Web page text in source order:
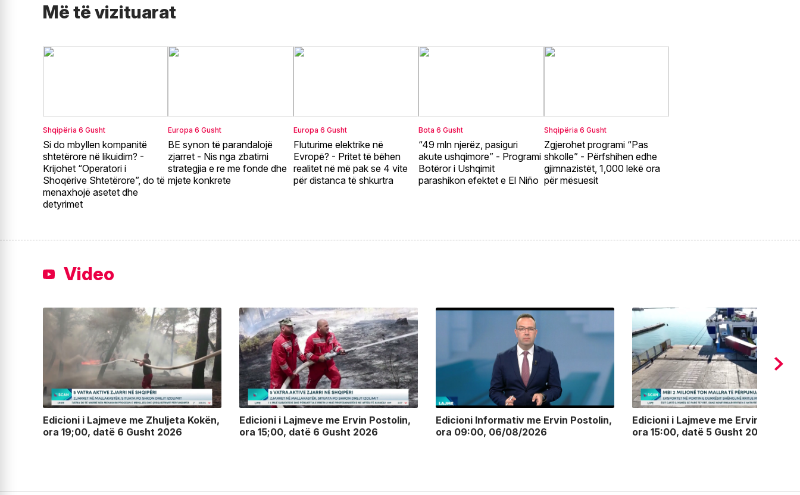
Më të vizituarat
Shqipëria 6 Gusht
Si do mbyllen kompanitë
shtetërore në likuidim? -
Krijohet “Operatori i
Shoqërive Shtetërore”, do të
menaxhojë asetet dhe
detyrimet
Europa 6 Gusht
BE synon të parandalojë
zjarret - Nis nga zbatimi
strategjia e re me fonde dhe
mjete konkrete
Europa 6 Gusht
Fluturime elektrike në
Evropë? - Pritet të bëhen
realitet në më pak se 4 vite
për distanca të shkurtra
Bota 6 Gusht
“49 mln njerëz, pasiguri
akute ushqimore” - Programi
Botëror i Ushqimit
parashikon efektet e El Niño
Shqipëria 6 Gusht
Zgjerohet programi “Pas
shkolle” - Përfshihen edhe
gjimnazistët, 1,000 lekë ora
për mësuesit
Video
Edicioni i Lajmeve me Zhuljeta Kokën,
ora 19;00, datë 6 Gusht 2026
Edicioni i Lajmeve me Ervin Postolin,
ora 15;00, datë 6 Gusht 2026
Edicioni Informativ me Ervin Postolin,
ora 09:00, 06/08/2026
Edicioni i Lajmeve me Ervin
ora 15:00, datë 5 Gusht 2026